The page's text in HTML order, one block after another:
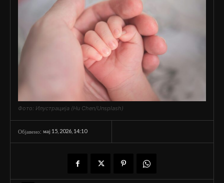
Фото: Илустрација (Hu Chen/Unsplash)
Објавено: мај 15, 2026, 14:10